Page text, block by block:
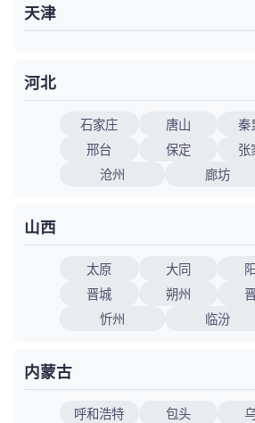
天津
河北
石家庄 唐山 秦
邢台
保定 张
沧州
廊坊
山西
太原 大同
晋城
朔州
忻州
临汾
内蒙古
呼和浩特 包头